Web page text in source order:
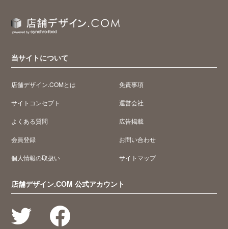
当サイトについて
店舗デザイン.COMとは
サイトコンセプト
よくある質問
会員登録
個人情報の取扱い
免責事項
運営会社
広告掲載
お問い合わせ
サイトマップ
店舗デザイン.COM 公式アカウント